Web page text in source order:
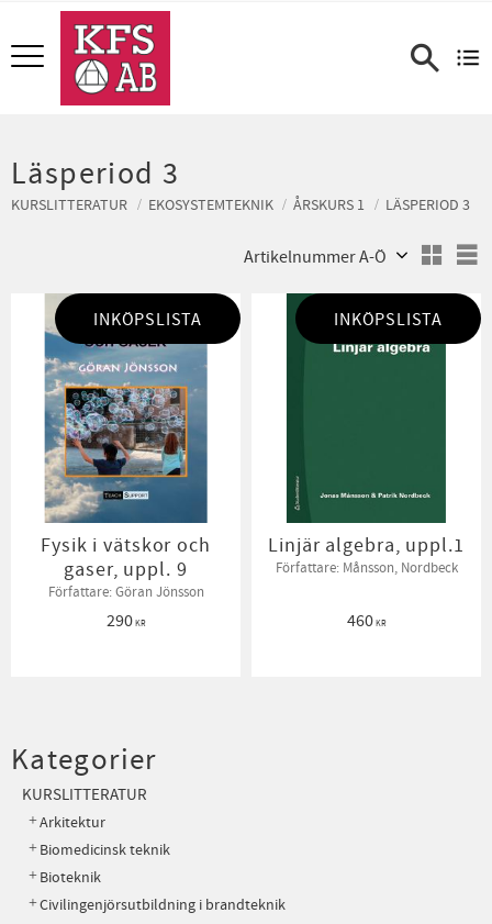
Meny
Läsperiod 3
KURSLITTERATUR EKOSYSTEMTEKNIK ÅRSKURS 1 LÄSPERIOD 3
Fysik i vätskor och
gaser, uppl. 9
Författare: Göran Jönsson
290KR
INKÖPSLISTA
Linjär algebra, uppl.1
Författare: Månsson, Nordbeck
460KR
INKÖPSLISTA
Kategorier
KURSLITTERATUR
Arkitektur
Biomedicinsk teknik
Bioteknik
Civilingenjörsutbildning i brandteknik